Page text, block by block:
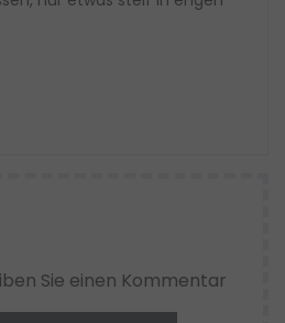
Sie einen Kommentar